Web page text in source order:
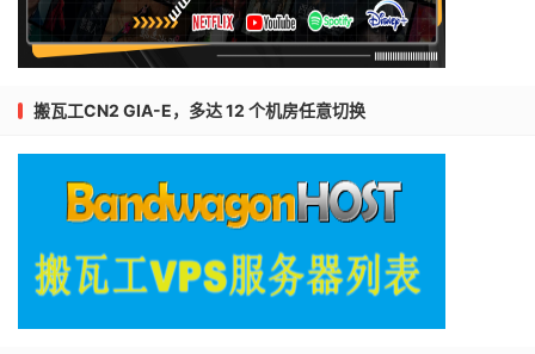
搬瓦工CN2 GIA-E，多达 12 个机房任意切换